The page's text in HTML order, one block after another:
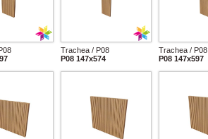
Trachea / P08
P08 147x574
Trachea / P08
P08 147x597